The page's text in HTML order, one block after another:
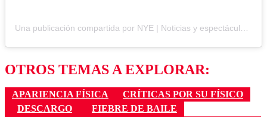
OTROS TEMAS A EXPLORAR:
APARIENCIA FÍSICA
CRÍTICAS POR SU FÍSICO
DESCARGO
FIEBRE DE BAILE